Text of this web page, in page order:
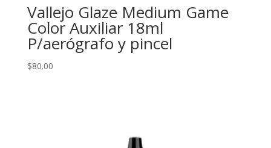
Vallejo Glaze Medium Game
Color Auxiliar 18ml
P/aerógrafo y pincel
$80.00